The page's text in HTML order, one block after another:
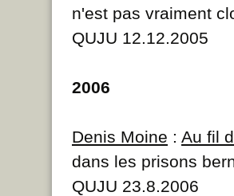
n'est pas vraiment
QUJU 12.12.2005
2006
Denis Moine : Au fil
dans les prisons
QUJU 23.8.2006